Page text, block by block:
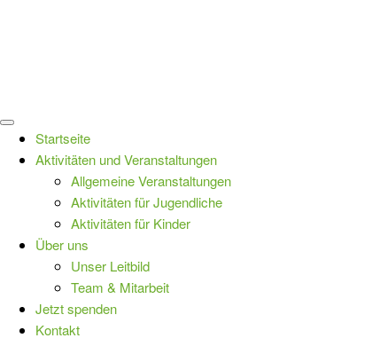
Startseite
Aktivitäten und Veranstaltungen
Allgemeine Veranstaltungen
Aktivitäten für Jugendliche
Aktivitäten für Kinder
Über uns
Unser Leitbild
Team & Mitarbeit
Jetzt spenden
Kontakt